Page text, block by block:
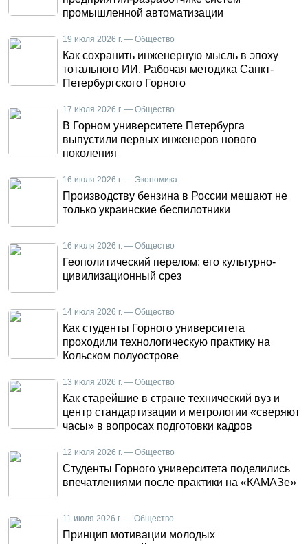
промышленной автоматизации
19 июля 2026 г. — Общество
Как сохранить инженерную мысль в эпоху
тотального ИИ. Рабочая методика Санкт-
Петербургского Горного
17 июля 2026 г. — Общество
В Горном университете Петербурга
выпустили первых инженеров нового
поколения
16 июля 2026 г. — Экономика
Производству бензина в России мешают не
только украинские беспилотники
16 июля 2026 г. — Общество
Геополитический перелом: его культурно-
цивилизационный срез
14 июля 2026 г. — Общество
Как студенты Горного университета
проходили технологическую практику на
Кольском полуострове
13 июля 2026 г. — Общество
Как старейшие в стране технический вуз и
центр стандартизации и метрологии «сверяют
часы» в вопросах подготовки кадров
12 июля 2026 г. — Общество
Студенты Горного университета поделились
впечатлениями после практики на «КАМАЗе»
11 июля 2026 г. — Общество
Принцип мотивации молодых